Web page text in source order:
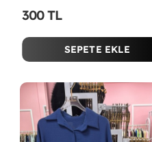
300 TL
SEPETE EKLE